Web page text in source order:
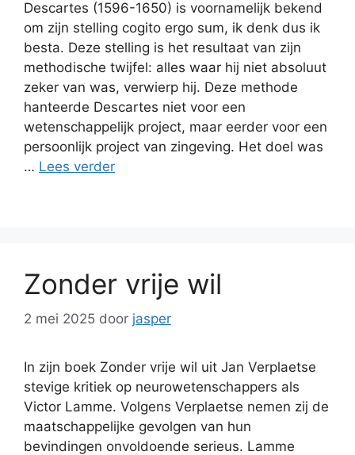
Descartes (1596-1650) is voornamelijk bekend
om zijn stelling cogito ergo sum, ik denk dus ik
besta. Deze stelling is het resultaat van zijn
methodische twijfel: alles waar hij niet absoluut
zeker van was, verwierp hij. Deze methode
hanteerde Descartes niet voor een
wetenschappelijk project, maar eerder voor een
persoonlijk project van zingeving. Het doel was
… Lees verder
Zonder vrije wil
2 mei 2025 door jasper
In zijn boek Zonder vrije wil uit Jan Verplaetse
stevige kritiek op neurowetenschappers als
Victor Lamme. Volgens Verplaetse nemen zij de
maatschappelijke gevolgen van hun
bevindingen onvoldoende serieus. Lamme